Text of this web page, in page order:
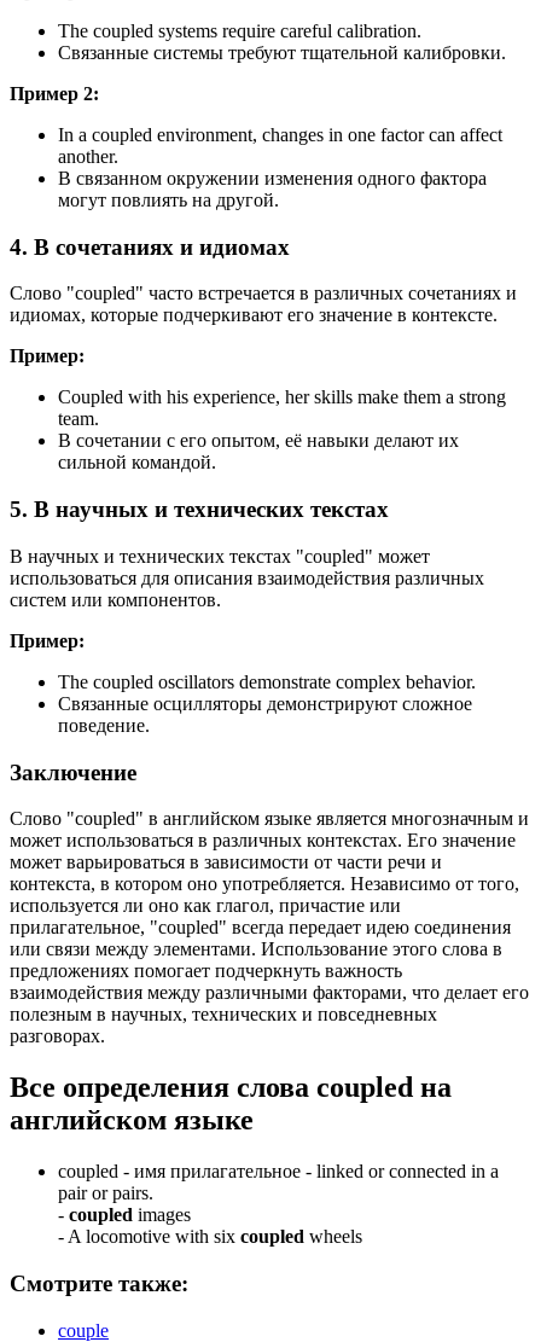
The coupled systems require careful calibration.
Связанные системы требуют тщательной калибровки.
Пример 2:
In a coupled environment, changes in one factor can affect
another.
В связанном окружении изменения одного фактора
могут повлиять на другой.
4. В сочетаниях и идиомах
Слово "coupled" часто встречается в различных сочетаниях и
идиомах, которые подчеркивают его значение в контексте.
Пример:
Coupled with his experience, her skills make them a strong
team.
В сочетании с его опытом, её навыки делают их
сильной командой.
5. В научных и технических текстах
В научных и технических текстах "coupled" может
использоваться для описания взаимодействия различных
систем или компонентов.
Пример:
The coupled oscillators demonstrate complex behavior.
Связанные осцилляторы демонстрируют сложное
поведение.
Заключение
Слово "coupled" в английском языке является многозначным и
может использоваться в различных контекстах. Его значение
может варьироваться в зависимости от части речи и
контекста, в котором оно употребляется. Независимо от того,
используется ли оно как глагол, причастие или
прилагательное, "coupled" всегда передает идею соединения
или связи между элементами. Использование этого слова в
предложениях помогает подчеркнуть важность
взаимодействия между различными факторами, что делает его
полезным в научных, технических и повседневных
разговорах.
Все определения слова coupled на
английском языке
coupled - имя прилагательное - linked or connected in a
pair or pairs.
- coupled images
- A locomotive with six coupled wheels
Смотрите также:
couple